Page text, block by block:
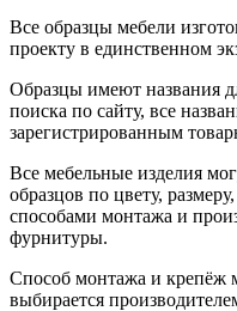
Все образцы мебели
проекту в единственном
Образцы имеют названия
поиска по сайту, все
зарегистрированным
Все мебельные изделия
образцов по цвету,
способами монтажа и
фурнитуры.
Способ монтажа и крепёж
выбирается